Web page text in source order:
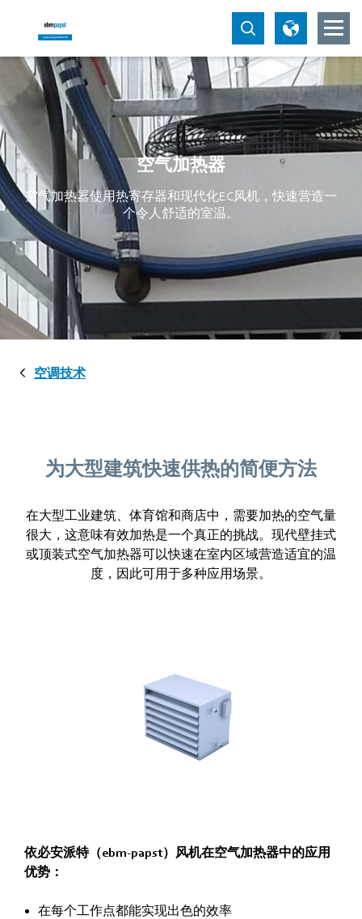
空气加热器
空气加热器使用热寄存器和现代化EC风机，快速营造一
个令人舒适的室温。
空调技术
为大型建筑快速供热的简便方法
在大型工业建筑、体育馆和商店中，需要加热的空气量
很大，这意味有效加热是一个真正的挑战。现代壁挂式
或顶装式空气加热器可以快速在室内区域营造适宜的温
度，因此可用于多种应用场景。
依必安派特（ebm‑papst）风机在空气加热器中的应用
优势：
在每个工作点都能实现出色的效率